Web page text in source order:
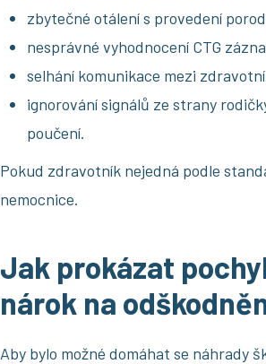
zbytečné otálení s provedení
nesprávné vyhodnocení CTG
selhání komunikace mezi
ignorování signálů ze strany
poučení.
Pokud zdravotník nejedná podle
nemocnice.
Jak prokázat
nárok na
Aby bylo možné domáhat se náhrady